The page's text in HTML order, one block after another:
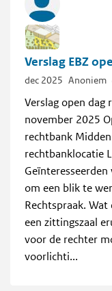
Verslag EBZ
dec 2025 Anoniem
Verslag open dag
november 2025
rechtbank
rechtbanklocatie
om een blik te
Rechtspraak.
een zittingszaal
voor de rechter
voorlichti...